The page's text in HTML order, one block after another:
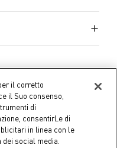
il corretto
il Suo consenso,
di
consentirLe di
in linea con le
social media.